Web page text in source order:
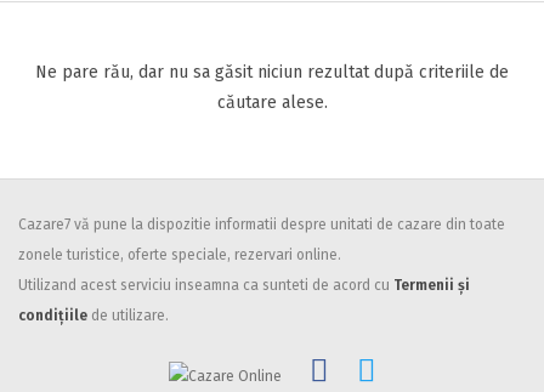
Selecteaza pretul
Facilități
Internet wireless
Ne pare rău, dar nu sa găsit niciun rezultat după criteriile de
căutare alese.
Cazare7 vă pune la dispozitie informatii despre unitati de cazare din toate
zonele turistice, oferte speciale, rezervari online.
Utilizand acest serviciu inseamna ca sunteti de acord cu Termenii și
condițiile de utilizare.